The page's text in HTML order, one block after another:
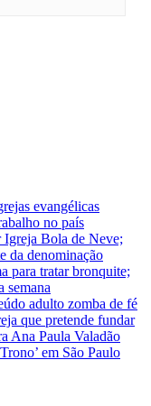
evangélicas
no país
Igreja Bola de Neve;
da denominação
para tratar bronquite;
semana
adulto zomba de fé
que pretende fundar
Ana Paula Valadão
em São Paulo